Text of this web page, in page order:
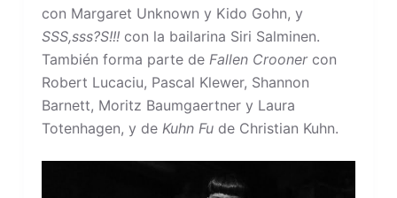
con Margaret Unknown y Kido Gohn, y
SSS,sss?S!!!con la bailarina Siri Salminen.
También forma parte de Fallen Croonercon
Robert Lucaciu, Pascal Klewer, Shannon
Barnett, Moritz Baumgaertner y Laura
Totenhagen, y de Kuhn Fude Christian Kuhn.